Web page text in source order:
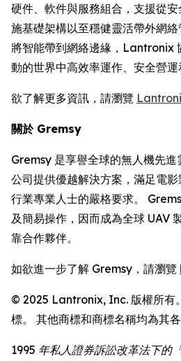
硬件、軟件與服務組合，支援從
施基礎架構以至穩健靈活帶外網
將智能帶到網絡邊緣，Lantronix
動的世界中高效率運作、安全營運
欲了解更多資訊，請瀏覽
關於 Gremsy
Gremsy 是享譽全球的無人機先進
公司提供優越解決方案，滿足電
行業專業人士的嚴格要求。
及簡易操作，因而成為全球 UAV
靠合作夥伴。
如欲進一步了解 Gremsy，請瀏覽
© 2025 Lantronix, Inc. 版權所有
標。 其他商標和商標名稱均為其各
1995 年私人證券訴訟改革法下的